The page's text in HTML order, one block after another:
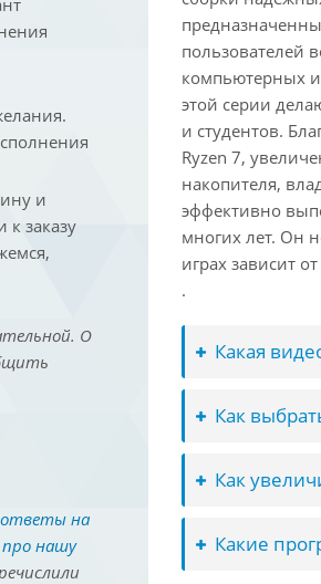
и
к заказу
О
ответы на
про нашу
пользователей
компьютерных
этой серии
и студентов.
Ryzen 7,
накопителя,
эффективно
многих лет. Он
играх зависит
.
Какая
Как
Как
Какие